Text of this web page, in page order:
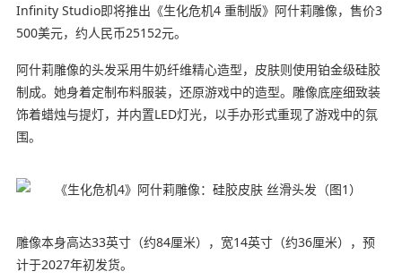
Infinity Studio即将推出《生化危机4 重制版》阿什莉雕像，售价3
500美元，约人民币25152元。
阿什莉雕像的头发采用牛奶纤维精心造型，皮肤则使用铂金级硅胶
制成。她身着定制布料服装，还原游戏中的造型。雕像底座细致装
饰着蜡烛与提灯，并内置LED灯光，以手办形式重现了游戏中的氛
围。
雕像本身高达33英寸（约84厘米），宽14英寸（约36厘米），预
计于2027年初发货。